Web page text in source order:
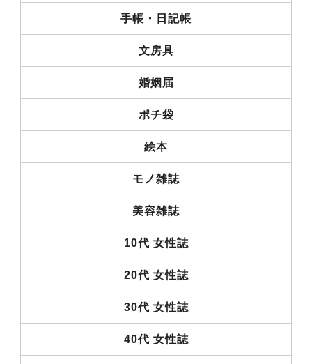
手帳・日記帳
文房具
婚姻届
ポチ袋
絵本
モノ雑誌
美容雑誌
10代 女性誌
20代 女性誌
30代 女性誌
40代 女性誌